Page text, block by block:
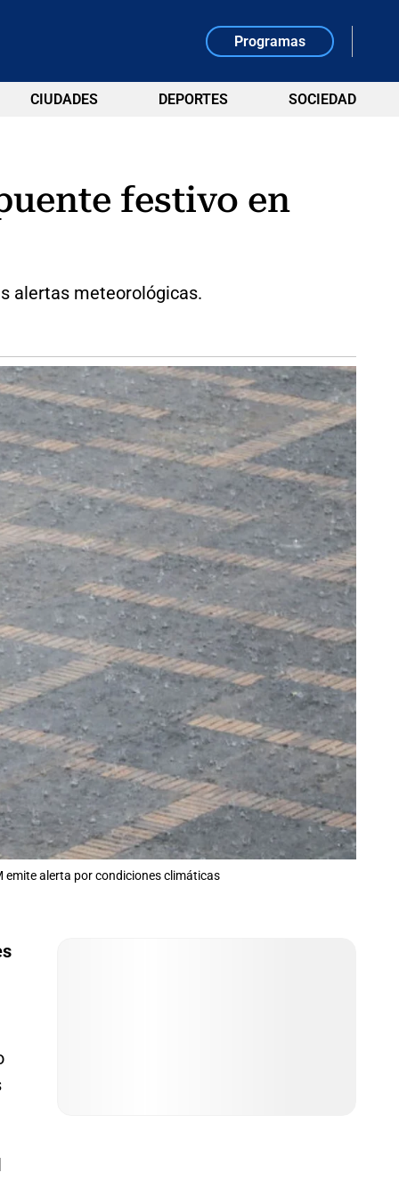
Programas
CIUDADES DEPORTES SOCIEDAD
festivo en
alertas meteorológicas.
emite alerta por condiciones climáticas